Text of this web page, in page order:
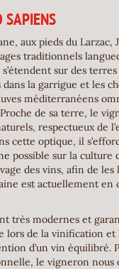
aux pieds du Larzac,
traditionnels
sur des
dans la garrigue et les
méditerranéens
de sa terre, le
respectueux de
cette optique, il
possible sur la culture
des vins, afin de les
est actuellement en
très modernes et
lors de la vinification et
d’un vin équilibré.
le vigneron nous